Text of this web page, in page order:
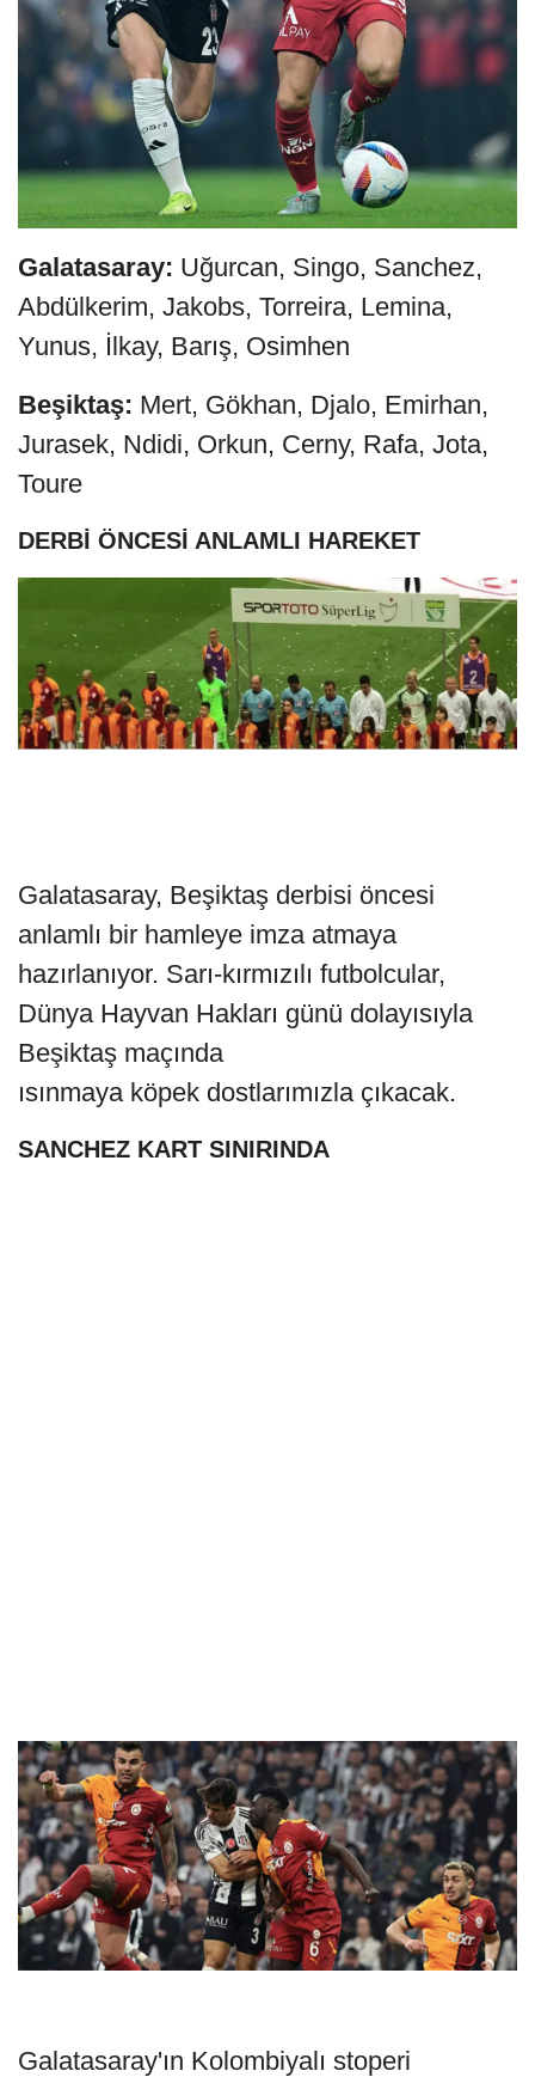
Galatasaray: Uğurcan, Singo, Sanchez,
Abdülkerim, Jakobs, Torreira, Lemina,
Yunus, İlkay, Barış, Osimhen
Beşiktaş: Mert, Gökhan, Djalo, Emirhan,
Jurasek, Ndidi, Orkun, Cerny, Rafa, Jota,
Toure
DERBİ ÖNCESİ ANLAMLI HAREKET
Galatasaray, Beşiktaş derbisi öncesi
anlamlı bir hamleye imza atmaya
hazırlanıyor. Sarı-kırmızılı futbolcular,
Dünya Hayvan Hakları günü dolayısıyla
Beşiktaş maçında
ısınmaya köpek dostlarımızla çıkacak.
SANCHEZ KART SINIRINDA
Galatasaray'ın Kolombiyalı stoperi